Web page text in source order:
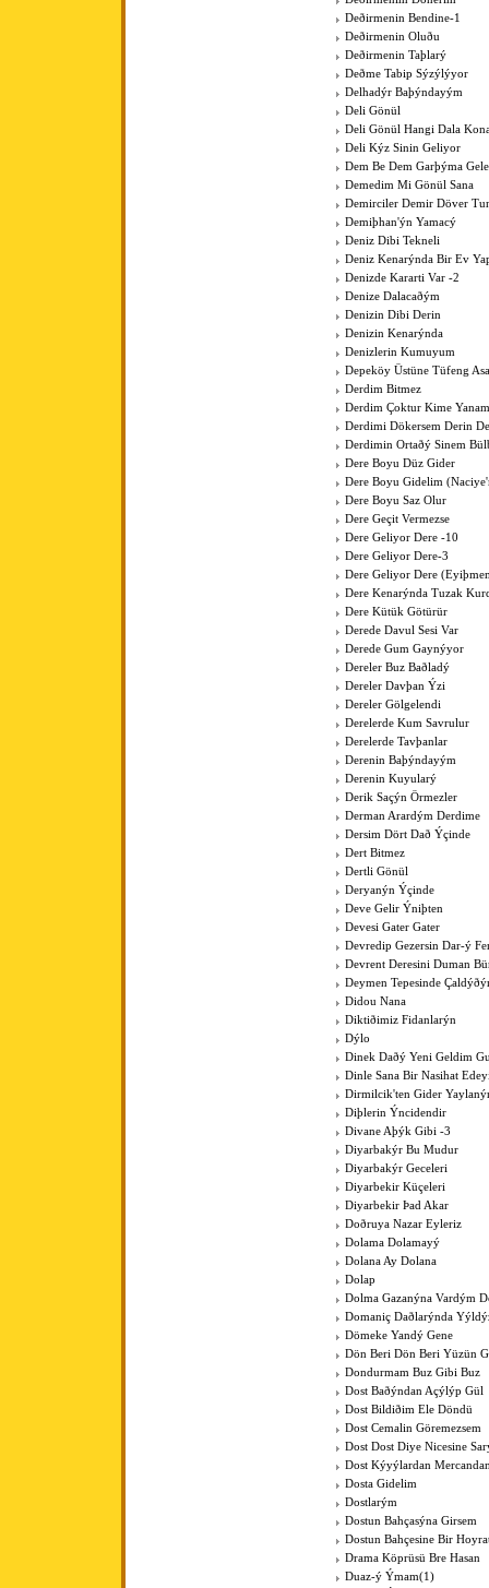
Deðirmenin Bendine-1
Deðirmenin Oluðu
Deðirmenin Taþlarý
Deðme Tabip Sýzýlýyor
Delhadýr Baþýndayým
Deli Gönül
Deli Gönül Hangi Dala
Deli Kýz Sinin Geliyor
Dem Be Dem Garþýma
Demedim Mi Gönül Sana
Demirciler Demir Döver
Demiþhan'ýn Yamacý
Deniz Dibi Tekneli
Deniz Kenarýnda Bir Ev
Denizde Kararti Var -2
Denize Dalacaðým
Denizin Dibi Derin
Denizin Kenarýnda
Denizlerin Kumuyum
Depeköy Üstüne Tüfeng
Derdim Bitmez
Derdim Çoktur Kime
Derdimi Dökersem Derin
Derdimin Ortaðý Sinem
Dere Boyu Düz Gider
Dere Boyu Gidelim
Dere Boyu Saz Olur
Dere Geçit Vermezse
Dere Geliyor Dere -10
Dere Geliyor Dere-3
Dere Geliyor Dere
Dere Kenarýnda Tuzak
Dere Kütük Götürür
Derede Davul Sesi Var
Derede Gum Gaynýyor
Dereler Buz Baðladý
Dereler Davþan Ýzi
Dereler Gölgelendi
Derelerde Kum Savrulur
Derelerde Tavþanlar
Derenin Baþýndayým
Derenin Kuyularý
Derik Saçýn Örmezler
Derman Arardým Derdime
Dersim Dört Dað Ýçinde
Dert Bitmez
Dertli Gönül
Deryanýn Ýçinde
Deve Gelir Ýniþten
Devesi Gater Gater
Devredip Gezersin Dar-ý
Devrent Deresini Duman
Deymen Tepesinde
Didou Nana
Diktiðimiz Fidanlarýn
Dýlo
Dinek Daðý Yeni Geldim
Dinle Sana Bir Nasihat
Dirmilcik'ten Gider
Diþlerin Ýncidendir
Divane Aþýk Gibi -3
Diyarbakýr Bu Mudur
Diyarbakýr Geceleri
Diyarbekir Küçeleri
Diyarbekir Þad Akar
Doðruya Nazar Eyleriz
Dolama Dolamayý
Dolana Ay Dolana
Dolap
Dolma Gazanýna Vardým
Domaniç Daðlarýnda
Dömeke Yandý Gene
Dön Beri Dön Beri Yüzün
Dondurmam Buz Gibi Buz
Dost Baðýndan Açýlýp Gül
Dost Bildiðim Ele Döndü
Dost Cemalin Göremezsem
Dost Dost Diye Nicesine
Dost Kýyýlardan
Dosta Gidelim
Dostlarým
Dostun Bahçasýna Girsem
Dostun Bahçesine Bir
Drama Köprüsü Bre Hasan
Duaz-ý Ýmam(1)